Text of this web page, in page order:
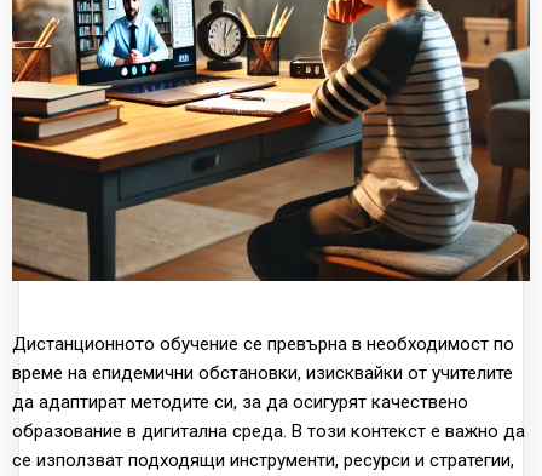
Дистанционното обучение се превърна в необходимост по
време на епидемични обстановки, изисквайки от учителите
да адаптират методите си, за да осигурят качествено
образование в дигитална среда. В този контекст е важно да
се използват подходящи инструменти, ресурси и стратегии,